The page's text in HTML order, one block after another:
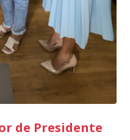
de Presidente